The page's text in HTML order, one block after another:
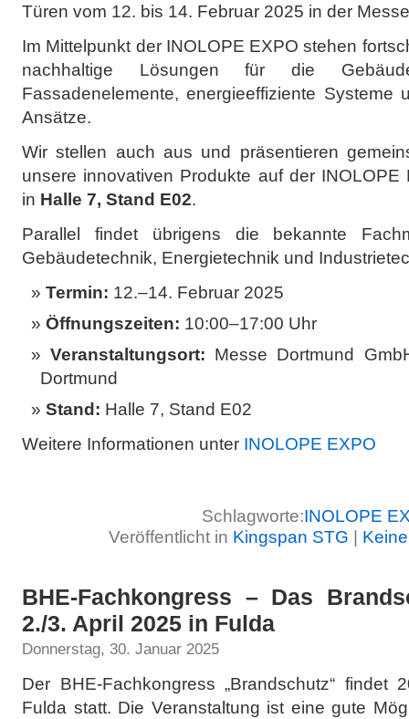
Türen vom 12. bis 14. Februar 2025 in der
Im Mittelpunkt der INOLOPE EXPO stehen
nachhaltige Lösungen für die
Fassadenelemente, energieeffiziente Systeme
Ansätze.
Wir stellen auch aus und präsentieren
unsere innovativen Produkte auf der
in Halle 7, Stand E02.
Parallel findet übrigens die bekannte
Gebäudetechnik, Energietechnik und
Termin: 12.–14. Februar 2025
Öffnungszeiten: 10:00–17:00 Uhr
Veranstaltungsort: Messe Dortmund
Dortmund
Stand: Halle 7, Stand E02
Weitere Informationen unter INOLOPE EXPO
Schlagworte:INOLOPE
Veröffentlicht in Kingspan STG |
BHE-Fachkongress – Das
2./3. April 2025 in Fulda
Donnerstag, 30. Januar 2025
Der BHE-Fachkongress „Brandschutz“
Fulda statt. Die Veranstaltung ist eine gute